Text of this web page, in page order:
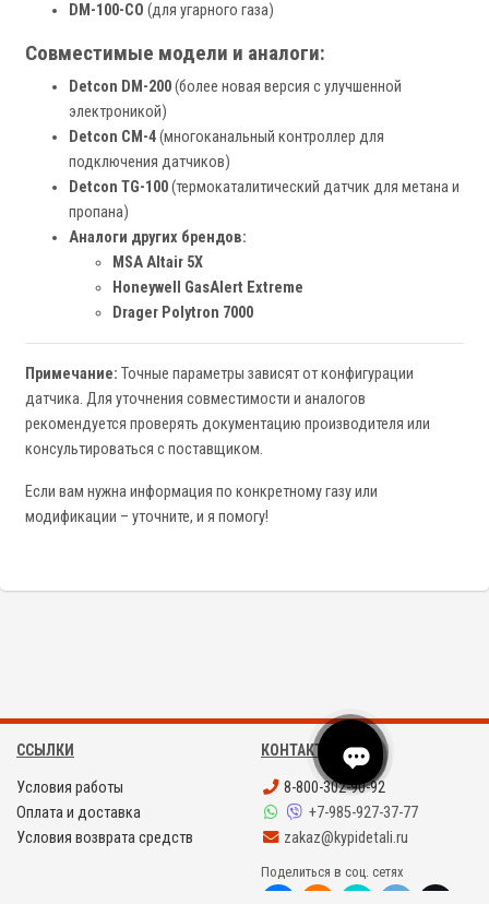
DM-100-CO (для угарного газа)
Совместимые модели и аналоги:
Detcon DM-200(более новая версия с улучшенной
электроникой)
Detcon CM-4(многоканальный контроллер для
подключения датчиков)
Detcon TG-100(термокаталитический датчик для метана и
пропана)
Аналоги других брендов:
MSA Altair 5X
Honeywell GasAlert Extreme
Drager Polytron 7000
Примечание: Точные параметры зависят от конфигурации
датчика. Для уточнения совместимости и аналогов
рекомендуется проверять документацию производителя или
консультироваться с поставщиком.
Если вам нужна информация по конкретному газу или
модификации – уточните, и я помогу!
ССЫЛКИ
Условия работы
Оплата и доставка
Условия возврата средств
КОНТАКТЫ
8-800-302-90-92
+7-985-927-37-77
zakaz@kypidetali.ru
Поделиться в соц. сетях